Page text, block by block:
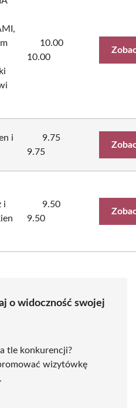
10.00
10.00
i
9.75
9.75
i
9.50
9.50
o widoczność swojej
tle konkurencji?
wizytówkę